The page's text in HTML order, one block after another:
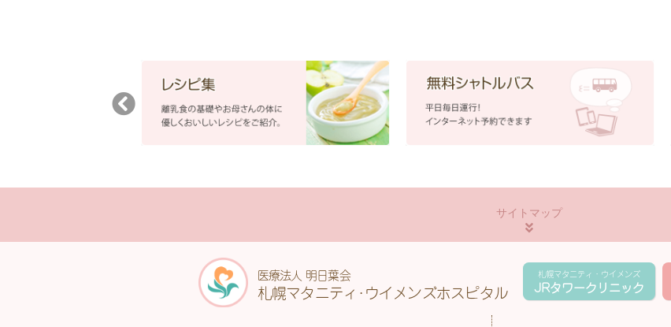
サイトマップ
医療法人 明日葉会
札幌マタニティ･ウイメンズホスピタル
札幌マタニティ・ウイメンズ
JRタワークリニック